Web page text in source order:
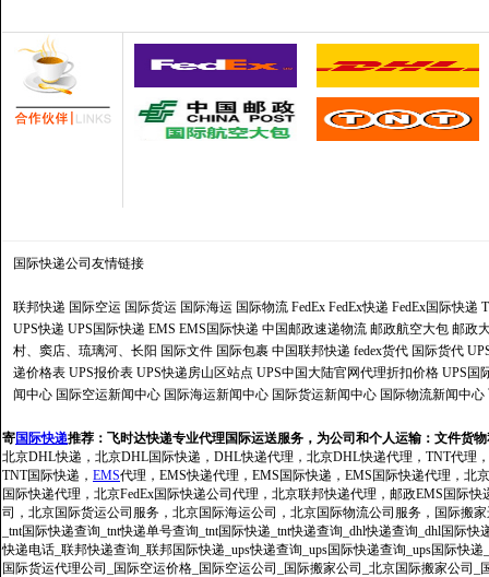
国际快递公司 友情链接
联邦快递 国际空运 国际货运 国际海运 国际物流 FedEx FedEx快递 FedEx国际快递
UPS快递 UPS国际快递 EMS EMS国际快递 中国邮政速递物流 邮政航空大包 邮政
村、窦店、琉璃河、长阳 国际文件 国际包裹 中国联邦快递 fedex货代 国际货代
递价格表 UPS报价表 UPS快递房山区站点 UPS中国大陆官网代理折扣价格 UPS国
闻中心 国际空运新闻中心 国际海运新闻中心 国际货运新闻中心 国际物流新闻中心
寄国际快递推荐： 飞时达快递专业代理国际运送服务，为公司和个人运输：文件货
北京DHL快递，北京DHL国际快递，DHL快递代理，北京DHL快递代理，TNT代理
TNT国际快递， EMS代理，EMS快递代理，EMS国际快递，EMS国际快递代理，北
国际快递代理，北京FedEx国际快递公司代理，北京联邦快递代理，邮政EMS国际
司，北京国际货运公司服务，北京国际海运公司，北京国际物流公司服务，国际搬
_tnt国际快递查询_tnt快递单号查询_tnt国际快递_tnt快递查询_dhl快递查询_dhl国际
快递电话_联邦快递查询_联邦国际快递_ups快递查询_ups国际快递查询_ups国际快
国际货运代理公司_国际空运价格_国际空运公司_国际搬家公司_北京国际搬家公司_